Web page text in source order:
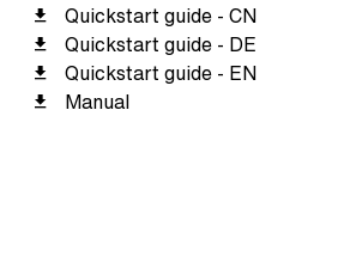
Quickstart guide - CN
Quickstart guide - DE
Quickstart guide - EN
Manual